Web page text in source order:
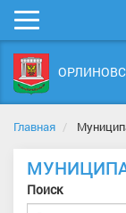
Мобильное
меню
Главная
Поиск